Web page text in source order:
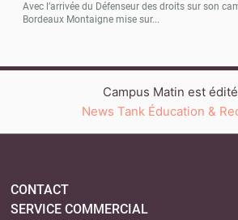
Avec l’arrivée du Défenseur des droits sur son
Bordeaux Montaigne mise sur...
Campus Matin est
News Tank Éducation &
CONTACT
SERVICE COMMERCIAL